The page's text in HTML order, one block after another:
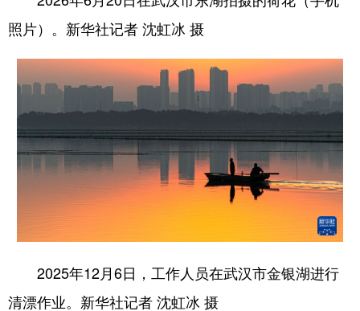
照片）。新华社记者 沈虹冰 摄
2025年12月6日，工作人员在武汉市金银湖进行
清漂作业。新华社记者 沈虹冰 摄